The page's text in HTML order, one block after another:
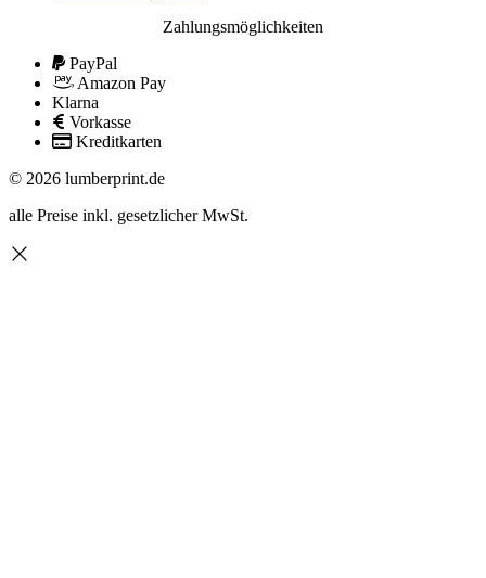
Zahlungsmöglichkeiten
PayPal
Amazon Pay
Klarna
Vorkasse
Kreditkarten
© 2026 lumberprint.de
alle Preise inkl. gesetzlicher MwSt.